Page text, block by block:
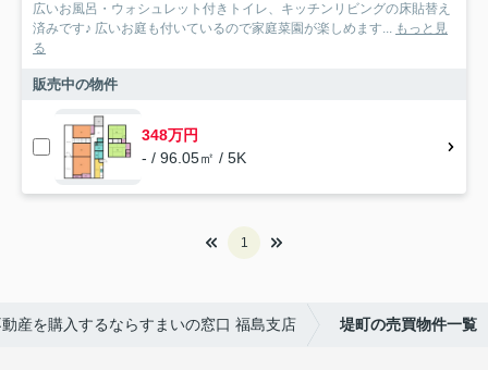
広いお風呂・ウォシュレット付きトイレ、キッチンリビングの床貼替え
済みです♪ 広いお庭も付いているので家庭菜園が楽しめます... もっと見
る
販売中の物件
348万円
- / 96.05㎡ / 5K
1
産を購入するならすまいの窓口 福島支店 堤町の売買物件一覧